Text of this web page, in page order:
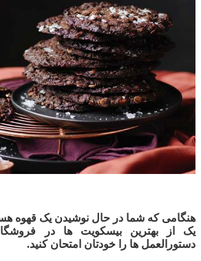
هنگامی که شما در حال نوشیدن یک قهوه
یک از بهترین بیسکویت ها در
دستورالعمل ها را خودتان امتحان کنید.